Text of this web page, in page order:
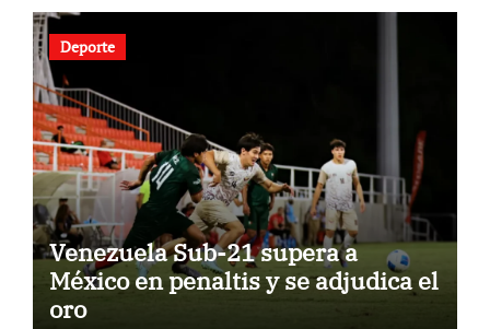
Deporte
Venezuela Sub-21 supera a
México en penaltis y se adjudica el
oro